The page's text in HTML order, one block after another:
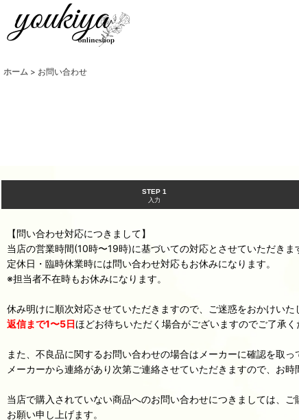
ホーム > お問い合わせ
STEP 1
入力
【問い合わせ対応につきまして】
当店の営業時間(10時〜19時)に基づいての対応とさせていただきま
定休日・臨時休業時には問い合わせ対応もお休みになります。
※担当者不在時もお休みになります。
休み明けに順次対応させていただきますので、ご迷惑をおかけい
返信まで1〜5日ほどお待ちいただく場合がございますのでご了承く
また、不良品に関するお問い合わせの場合はメーカーに確認を取っ
メーカーから連絡があり次第ご連絡させていただきますので、お
当店で購入されていない商品へのお問い合わせにつきましては、
お願い申し上げます。